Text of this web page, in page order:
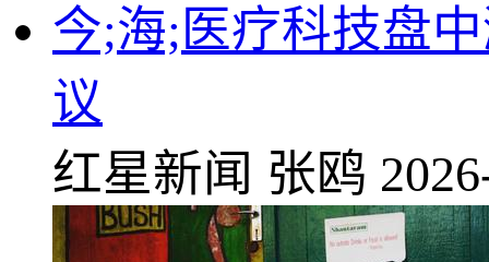
今;海;医疗科技盘
议
红星新闻 张鸥